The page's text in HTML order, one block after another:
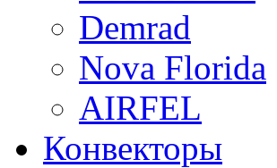
Demrad
Nova Florida
AIRFEL
Конвекторы